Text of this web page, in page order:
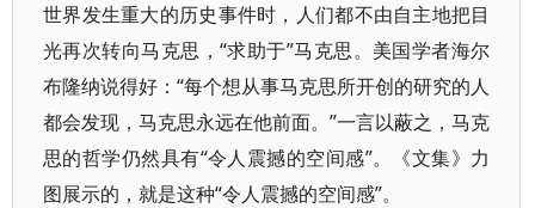
世界发生重大的历史事件时，人们都不由自主地把目
光再次转向马克思，“求助于”马克思。美国学者海尔
布隆纳说得好：“每个想从事马克思所开创的研究的人
都会发现，马克思永远在他前面。”一言以蔽之，马克
思的哲学仍然具有“令人震撼的空间感”。《文集》力
图展示的，就是这种“令人震撼的空间感”。